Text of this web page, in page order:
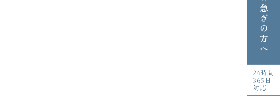
お急ぎの方へ
24時間
365日
対応